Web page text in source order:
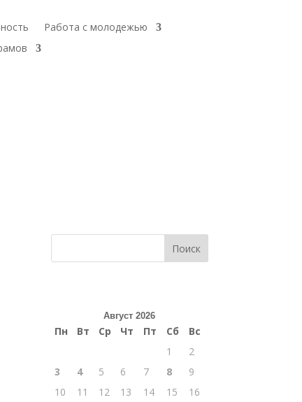
Работа с молодежью
Поиск
Август 2026
Пн Вт Ср Чт Пт Сб
Вс
1
2
3
4 5 6 7 8
9
10
11 12 13 14 15
16